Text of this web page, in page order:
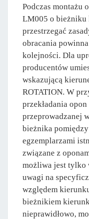
Podczas montażu
LM005 o
przestrzegać
obracania
kolejności. Dla
producentów
wskazującą
ROTATION. W
przekładania
przeprowadzanej
bieżnika
egzemplarzami
związane z
możliwa jest tylko
uwagi na
względem
bieżnikiem
nieprawidłowo,